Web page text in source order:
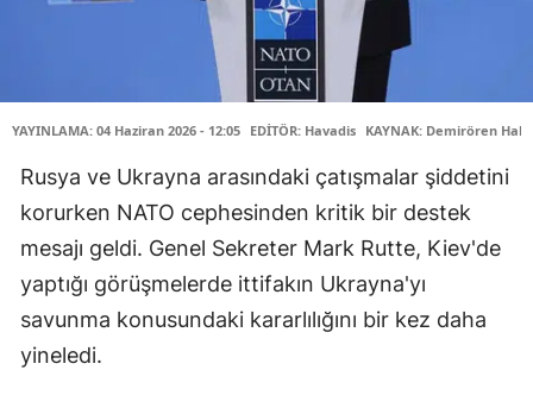
YAYINLAMA: 04 Haziran 2026 - 12:05 EDİTÖR: Havadis KAYNAK: Demirören
Rusya ve Ukrayna arasındaki çatışmalar şiddetini
korurken NATO cephesinden kritik bir destek
mesajı geldi. Genel Sekreter Mark Rutte, Kiev'de
yaptığı görüşmelerde ittifakın Ukrayna'yı
savunma konusundaki kararlılığını bir kez daha
yineledi.